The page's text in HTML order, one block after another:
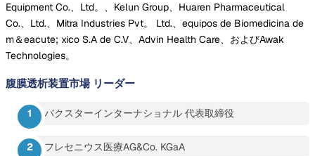
Equipment Co.、Ltd。、Kelun Group、Huaren Pharmaceutical
Co.、Ltd.、Mitra Industries Pvt。 Ltd.、equipos de Biomedicina de
m＆eacute; xico S.A de C.V、Advin Health Care、およびAwak
Technologies。
腹膜透析装置市場 リーダー
バクスターインターナショナル 代表取締役
フレセニウス医療AG&Co. KGaA